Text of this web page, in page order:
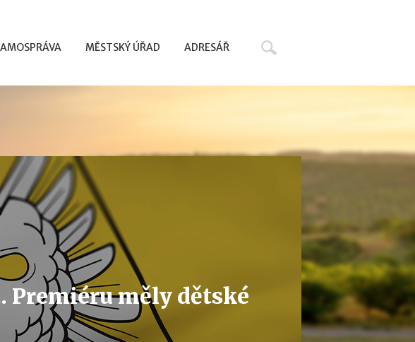
MĚSTSKÝ ÚŘAD ADRESÁŘ
měly dětské